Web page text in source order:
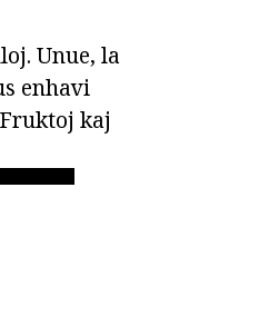
Unue, la
enhavi
kaj